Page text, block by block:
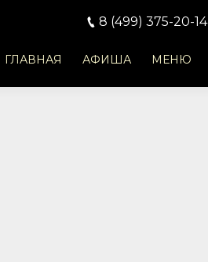
8 (499) 375-20-14
ГЛАВНАЯ АФИША МЕНЮ